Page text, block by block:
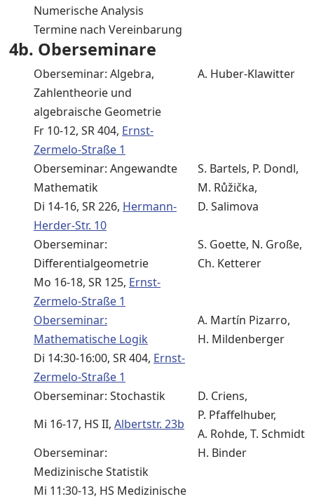
Numerische Analysis
Termine nach Vereinbarung
4b. Oberseminare
Oberseminar: Algebra,
Zahlentheorie und
algebraische Geometrie
A. Huber-Klawitter
Fr 10-12, SR 404, Ernst-
Zermelo-Straße 1
Oberseminar: Angewandte
Mathematik
S. Bartels, P. Dondl,
M. Růžička,
D. Salimova
Di 14-16, SR 226, Hermann-
Herder-Str. 10
Oberseminar:
Differentialgeometrie
S. Goette, N. Große,
Ch. Ketterer
Mo 16-18, SR 125, Ernst-
Zermelo-Straße 1
Oberseminar:
Mathematische Logik
A. Martín Pizarro,
H. Mildenberger
Di 14:30-16:00, SR 404, Ernst-
Zermelo-Straße 1
Oberseminar: Stochastik
D. Criens,
P. Pfaffelhuber,
A. Rohde, T. Schmidt
Mi 16-17, HS II, Albertstr. 23b
Oberseminar:
Medizinische Statistik
H. Binder
Mi 11:30-13, HS Medizinische